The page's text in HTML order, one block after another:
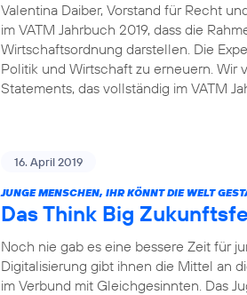
Valentina Daiber, Vorstand für Recht
im VATM Jahrbuch 2019, dass die
Wirtschaftsordnung darstellen. Die
Politik und Wirtschaft zu erneuern.
Statements, das vollständig im VATM
16. April 2019
JUNGE MENSCHEN, IHR KÖNNT DIE WELT
Das Think Big
Noch nie gab es eine bessere Zeit für
Digitalisierung gibt ihnen die Mittel an
im Verbund mit Gleichgesinnten. Das